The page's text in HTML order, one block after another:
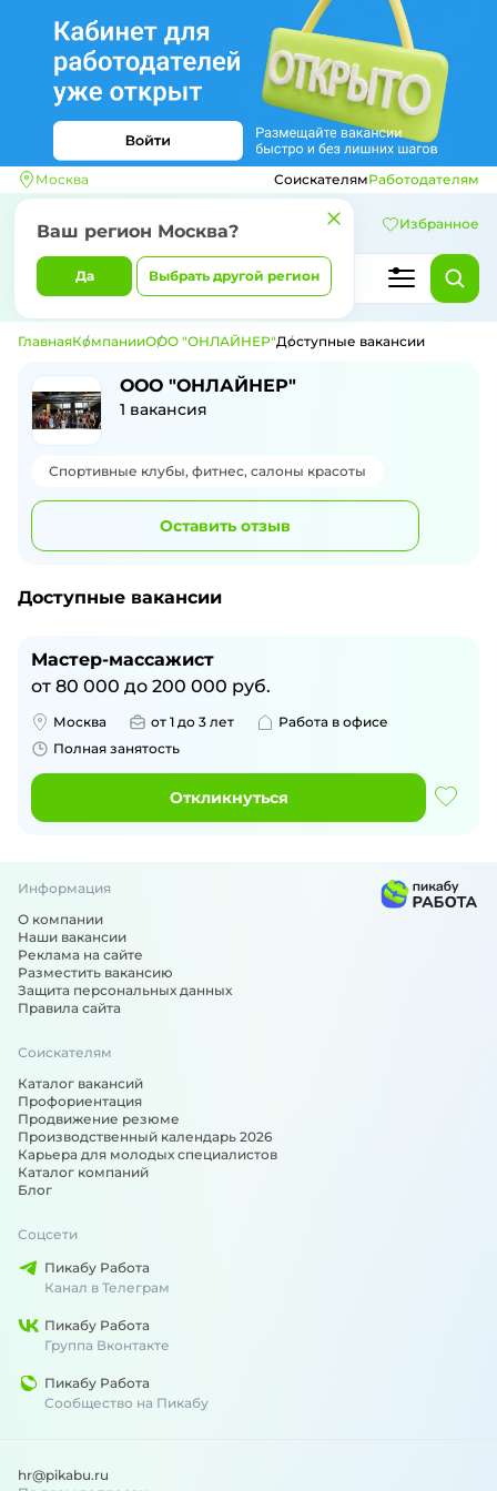
Москва
Ваш регион Москва?
Да Выбрать другой регион
СоискателямРаботодателям
Избранное
ГлавнаяКомпанииООО "ОНЛАЙНЕР"Доступные вакансии
Доступные вакансии компании ООО
ООО "ОНЛАЙНЕР"
1 вакансия
Спортивные клубы, фитнес, салоны красоты
Оставить отзыв
Доступные вакансии
Мастер-массажист
от 80 000 до 200 000 руб.
Москва от 1 до 3 лет
Работа в офисе
Полная занятость
Откликнуться
Информация
О компании
Наши вакансии
Реклама на сайте
Разместить вакансию
Защита персональных данных
Правила сайта
Соискателям
Каталог вакансий
Профориентация
Продвижение резюме
Производственный календарь 2026
Карьера для молодых специалистов
Каталог компаний
Блог
Соцсети
Пикабу Работа
Канал в Телеграм
Пикабу Работа
Группа Вконтакте
Пикабу Работа
Сообщество на Пикабу
hr@pikabu.ru